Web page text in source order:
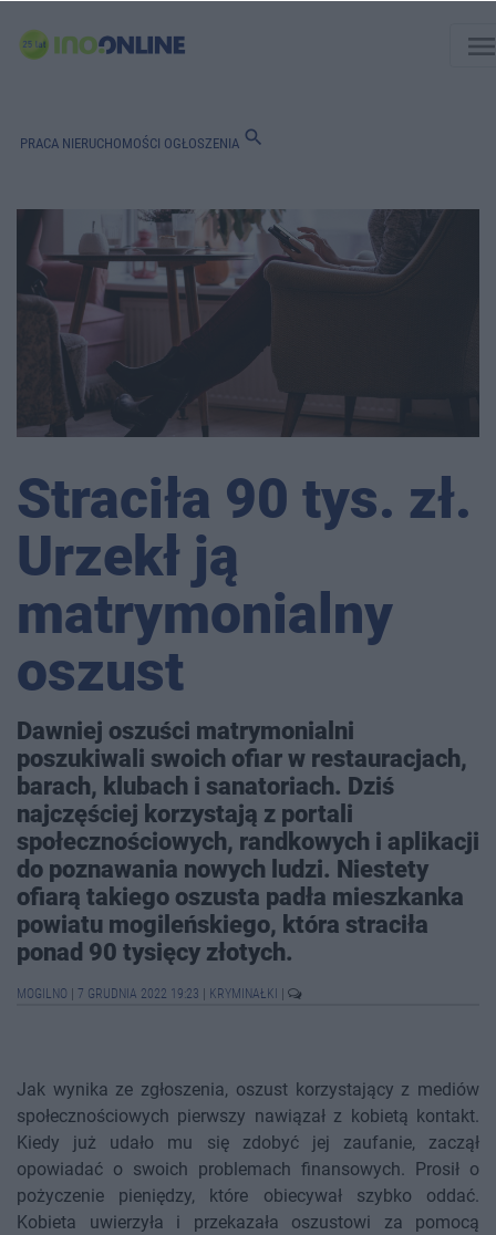
PRACA NIERUCHOMOŚCI OGŁOSZENIA search
Straciła 90 tys. zł.
Urzekł ją
matrymonialny
oszust
Dawniej oszuści matrymonialni
poszukiwali swoich ofiar w restauracjach,
barach, klubach i sanatoriach. Dziś
najczęściej korzystają z portali
społecznościowych, randkowych i aplikacji
do poznawania nowych ludzi. Niestety
ofiarą takiego oszusta padła mieszkanka
powiatu mogileńskiego, która straciła
ponad 90 tysięcy złotych.
MOGILNO 7 GRUDNIA 2022 19:23 KRYMINAŁKI
Jak wynika ze zgłoszenia, oszust korzystający z mediów
społecznościowych pierwszy nawiązał z kobietą kontakt.
Kiedy już udało mu się zdobyć jej zaufanie, zaczął
opowiadać o swoich problemach finansowych. Prosił o
pożyczenie pieniędzy, które obiecywał szybko oddać.
Kobieta uwierzyła i przekazała oszustowi za pomocą